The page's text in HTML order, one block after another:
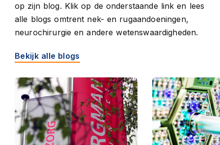
op zijn blog. Klik op de onderstaande link en lees
alle blogs omtrent nek- en rugaandoeningen,
neurochirurgie en andere wetenswaardigheden.
Bekijk alle blogs